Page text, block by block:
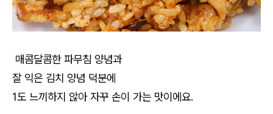
매콤달콤한 파무침 양념과
잘 익은 김치 양념 덕분에
1도 느끼하지 않아 자꾸 손이 가는 맛이에요.